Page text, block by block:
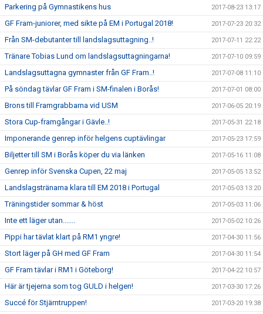
Parkering på Gymnastikens hus 2017-08-23 13:17
GF Fram-juniorer, med sikte på EM i Portugal 2018! 2017-07-23 20:32
Från SM-debutanter till landslagsuttagning..! 2017-07-11 22:22
Tränare Tobias Lund om landslagsuttagningarna! 2017-07-10 09:59
Landslagsuttagna gymnaster från GF Fram..! 2017-07-08 11:10
På söndag tävlar GF Fram i SM-finalen i Borås! 2017-07-01 08:00
Brons till Framgrabbarna vid USM 2017-06-05 20:19
Stora Cup-framgångar i Gävle..! 2017-05-31 22:18
Imponerande genrep inför helgens cuptävlingar 2017-05-23 17:59
Biljetter till SM i Borås köper du via länken 2017-05-16 11:08
Genrep inför Svenska Cupen, 22 maj 2017-05-05 13:52
Landslagstränarna klara till EM 2018 i Portugal 2017-05-03 13:20
Träningstider sommar & höst 2017-05-03 11:06
Inte ett läger utan....... 2017-05-02 10:26
Pippi har tävlat klart på RM1 yngre! 2017-04-30 11:56
Stort läger på GH med GF Fram 2017-04-30 11:54
GF Fram tävlar i RM1 i Göteborg! 2017-04-22 10:57
Här är tjejerna som tog GULD i helgen! 2017-03-30 17:26
Succé för Stjärntruppen! 2017-03-20 19:38